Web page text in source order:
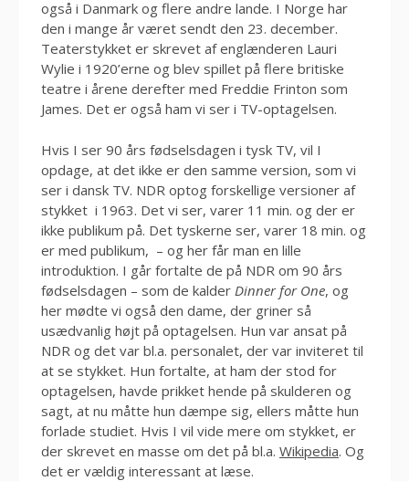
også i Danmark og flere andre lande. I Norge har
den i mange år været sendt den 23. december.
Teaterstykket er skrevet af englænderen Lauri
Wylie i 1920’erne og blev spillet på flere britiske
teatre i årene derefter med Freddie Frinton som
James. Det er også ham vi ser i TV-optagelsen.
Hvis I ser 90 års fødselsdagen i tysk TV, vil I
opdage, at det ikke er den samme version, som vi
ser i dansk TV. NDR optog forskellige versioner af
stykket i 1963. Det vi ser, varer 11 min. og der er
ikke publikum på. Det tyskerne ser, varer 18 min. og
er med publikum, – og her får man en lille
introduktion. I går fortalte de på NDR om 90 års
fødselsdagen – som de kalder Dinner for One, og
her mødte vi også den dame, der griner så
usædvanlig højt på optagelsen. Hun var ansat på
NDR og det var bl.a. personalet, der var inviteret til
at se stykket. Hun fortalte, at ham der stod for
optagelsen, havde prikket hende på skulderen og
sagt, at nu måtte hun dæmpe sig, ellers måtte hun
forlade studiet. Hvis I vil vide mere om stykket, er
der skrevet en masse om det på bl.a. Wikipedia. Og
det er vældig interessant at læse.